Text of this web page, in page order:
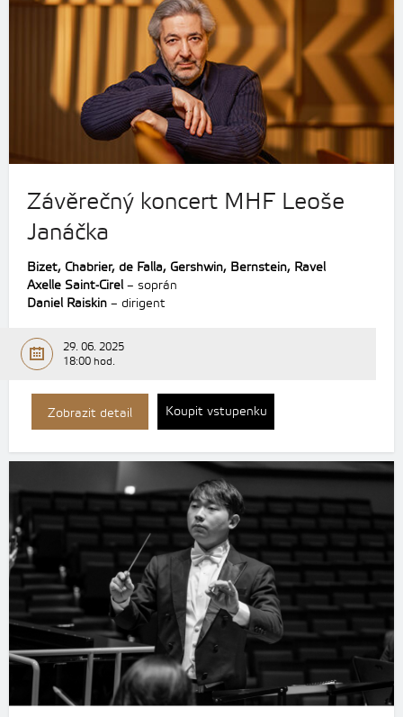
Závěrečný koncert MHF Leoše
Janáčka
Bizet, Chabrier, de Falla, Gershwin, Bernstein, Ravel
Axelle Saint-Cirel – soprán
Daniel Raiskin – dirigent
29. 06. 2025
18:00 hod.
Zobrazit detail Koupit vstupenku